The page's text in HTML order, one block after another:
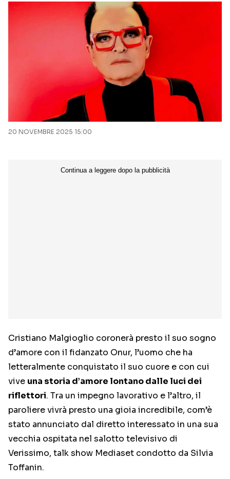
20 NOVEMBRE 2025 15:00
Cristiano Malgioglio coronerà presto il suo sogno
d’amore con il fidanzato Onur, l’uomo che ha
letteralmente conquistato il suo cuore e con cui
vive una storia d’amore lontano dalle luci dei
riflettori. Tra un impegno lavorativo e l’altro, il
paroliere vivrà presto una gioia incredibile, com’è
stato annunciato dal diretto interessato in una sua
vecchia ospitata nel salotto televisivo di
Verissimo, talk show Mediaset condotto da Silvia
Toffanin.